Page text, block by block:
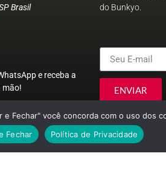
Brasil
e receba a
mão!
do Bunkyo.
ENVIAR
Fechar" você concorda com o uso dos
Fechar
Política de Privacidade